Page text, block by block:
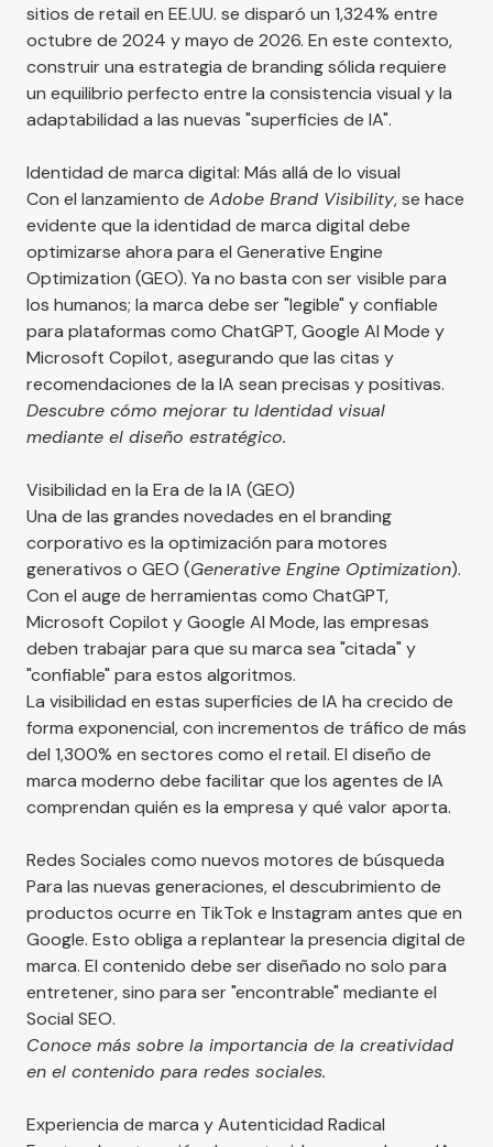
sitios de retail en EE.UU. se disparó un 1,324% entre
octubre de 2024 y mayo de 2026. En este contexto,
construir una estrategia de branding sólida requiere
un equilibrio perfecto entre la consistencia visual y la
adaptabilidad a las nuevas "superficies de IA".
Identidad de marca digital: Más allá de lo visual
Con el lanzamiento de Adobe Brand Visibility, se hace
evidente que la identidad de marca digital debe
optimizarse ahora para el Generative Engine
Optimization (GEO). Ya no basta con ser visible para
los humanos; la marca debe ser "legible" y confiable
para plataformas como ChatGPT, Google AI Mode y
Microsoft Copilot, asegurando que las citas y
recomendaciones de la IA sean precisas y positivas.
Descubre cómo mejorar tu Identidad visual
mediante el diseño estratégico.
Visibilidad en la Era de la IA (GEO)
Una de las grandes novedades en el branding
corporativo es la optimización para motores
generativos o GEO (Generative Engine Optimization).
Con el auge de herramientas como ChatGPT,
Microsoft Copilot y Google AI Mode, las empresas
deben trabajar para que su marca sea "citada" y
"confiable" para estos algoritmos.
La visibilidad en estas superficies de IA ha crecido de
forma exponencial, con incrementos de tráfico de más
del 1,300% en sectores como el retail. El diseño de
marca moderno debe facilitar que los agentes de IA
comprendan quién es la empresa y qué valor aporta.
Redes Sociales como nuevos motores de búsqueda
Para las nuevas generaciones, el descubrimiento de
productos ocurre en TikTok e Instagram antes que en
Google. Esto obliga a replantear la presencia digital de
marca. El contenido debe ser diseñado no solo para
entretener, sino para ser "encontrable" mediante el
Social SEO.
Conoce más sobre la importancia de la creatividad
en el contenido para redes sociales.
Experiencia de marca y Autenticidad Radical